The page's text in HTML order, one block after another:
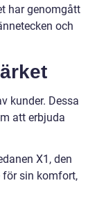
har genomgått
och
kunder. Dessa
att erbjuda
X1, den
för sin komfort,